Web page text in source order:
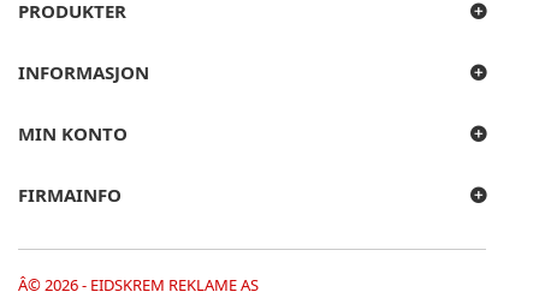
PRODUKTER
INFORMASJON
Â© 2026 - EIDSKREM REKLAME AS
MIN KONTO
FIRMAINFO